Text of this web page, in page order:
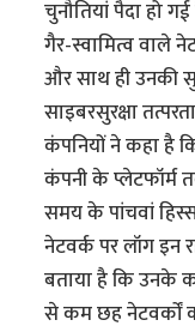
चुनौतियां पैदा हो
गैर-स्वामित्व वाले
और साथ ही उनकी
साइबरसुरक्षा
कंपनियों ने कहा है
कंपनी के
समय के पांचवां
नेटवर्क पर लॉग इन
बताया है कि उनके
से कम छह नेटवर्कों